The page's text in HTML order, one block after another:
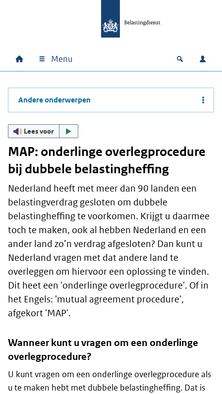
Hoofdnavigatie
Home Menu Open
Andere onderwerpen
Lees voor
MAP: onderlinge overlegprocedure
bij dubbele belastingheffing
Nederland heeft met meer dan 90 landen een
belastingverdrag gesloten om dubbele
belastingheffing te voorkomen. Krijgt u daarmee
toch te maken, ook al hebben Nederland en een
ander land zo’n verdrag afgesloten? Dan kunt u
Nederland vragen met dat andere land te
overleggen om hiervoor een oplossing te vinden.
Dit heet een 'onderlinge overlegprocedure'. Of in
het Engels: 'mutual agreement procedure',
afgekort 'MAP'.
Wanneer kunt u vragen om een onderlinge
overlegprocedure?
U kunt vragen om een onderlinge overlegprocedure als
u te maken hebt met dubbele belastingheffing. Dat is